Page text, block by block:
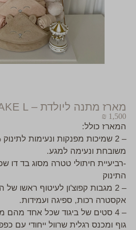
מארז מתנה ליולדת – TWINS CAKE L
₪ 1,500
המארז כולל:
משובחת ונעימה למגע.
-רביעיית חיתולי טטרה מסוג בד דו
התינוק
– 2 מגבות קפוצ'ון לעיטוף ראשו
אקסטרה רכות, ספיגה ועמידות.
גוף ומכנס רגלית שרוול ייחודי עם